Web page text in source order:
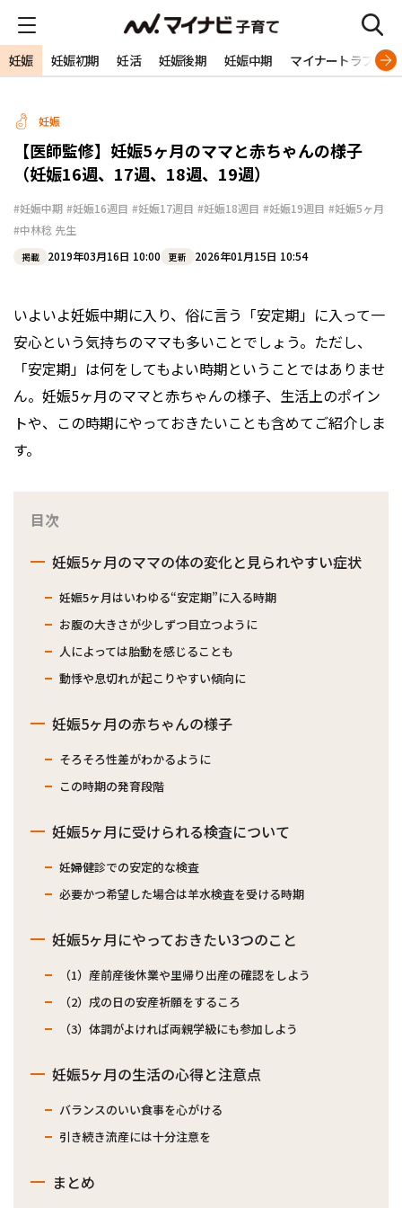
妊娠 妊娠初期 妊活 妊娠後期 妊娠中期 マイナートラブル
妊娠
【医師監修】妊娠5ヶ月のママと赤ちゃんの様子
（妊娠16週、17週、18週、19週）
#妊娠中期 #妊娠16週目 #妊娠17週目 #妊娠18週目 #妊娠19週目 #妊娠5ヶ月
#中林稔 先生
掲載 2019年03月16日 10:00 更新 2026年01月15日 10:54
いよいよ妊娠中期に入り、俗に言う「安定期」に入って一
安心という気持ちのママも多いことでしょう。ただし、
「安定期」は何をしてもよい時期ということではありませ
ん。妊娠5ヶ月のママと赤ちゃんの様子、生活上のポイン
トや、この時期にやっておきたいことも含めてご紹介しま
す。
目次
妊娠5ヶ月のママの体の変化と見られやすい症状
妊娠5ヶ月はいわゆる“安定期”に入る時期
お腹の大きさが少しずつ目立つように
人によっては胎動を感じることも
動悸や息切れが起こりやすい傾向に
妊娠5ヶ月の赤ちゃんの様子
そろそろ性差がわかるように
この時期の発育段階
妊娠5ヶ月に受けられる検査について
妊婦健診での安定的な検査
必要かつ希望した場合は羊水検査を受ける時期
妊娠5ヶ月にやっておきたい3つのこと
（1）産前産後休業や里帰り出産の確認をしよう
（2）戌の日の安産祈願をするころ
（3）体調がよければ両親学級にも参加しよう
妊娠5ヶ月の生活の心得と注意点
バランスのいい食事を心がける
引き続き流産には十分注意を
まとめ